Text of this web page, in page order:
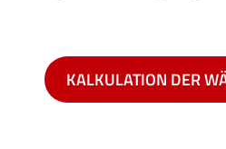
KALKULATION DER